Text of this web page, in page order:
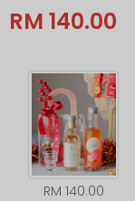
RM 140.00
RM 140.00